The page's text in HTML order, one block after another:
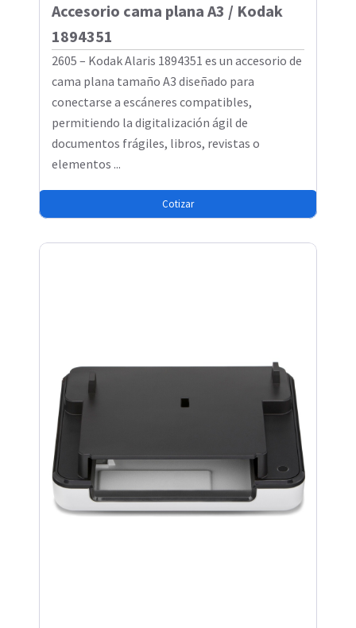
Accesorio cama plana A3 / Kodak
1894351
2605 – Kodak Alaris 1894351 es un accesorio de
cama plana tamaño A3 diseñado para
conectarse a escáneres compatibles,
permitiendo la digitalización ágil de
documentos frágiles, libros, revistas o
elementos ...
Cotizar